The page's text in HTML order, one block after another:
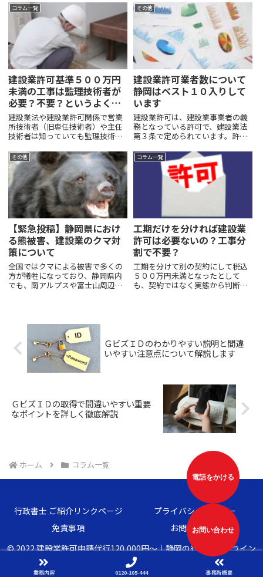
電話をかける
お問い合わせ
コラム一覧
建設業許可基準５００万円
未満の工事は監理技術者が
必要？不要？というよくあ
る質問
建設業法や建設業許可関係で営業
所技術者（旧専任技術者）や主任
技術者は知っていても監理技術者
ない方が多いようです。500万円未
満の工事で監理技術者は必要かと
問い合わせがあったので説明しま
す。500万円未満の工事で...
その他
建設業許可業者数について
静岡はベスト１０入りして
います
建設業許可は、建設業事業者の義
務となっている許可で、建設業法
第３条で定められています。許可
を除いては工事ができません。国
土交通省の不動産・建設経済局建
設業課の２０２３年度末の建設業
許可業者数調査によると全国の
その他
【緊急投稿】静岡県におけ
る熊被害、建設業のクマ対
策について
全国ではクマによる被害で多くの
方が犠牲になっており、静岡県内
でも、南アルプスや富士山周辺を
こと。建設業では、山間部での作
業が多く、クマとの遭遇リスク
が...
コラム一覧
工期だけを分ければ建設業
許可は必要ないの？工事分
割で不要？
工期を分けて別の契約にして税込
５００万円未満となったとして
も、契約ではなく実態から判断さ
が...
ＧビズＩＤのわかりやすい説明と間違
いやすい注意点について解説します
ＧビズＩＤの取得で間違いやすい重要
なポイントを詳しく徹底解説
ホーム コラム一覧
行政書士 ご紹介リンクページ
プライバシーポリシー
免責事項
お問い合わせ
© 2022 建設業許可申請代行120,000円〜｜静岡の行政書士アライン
パートナーズ.
業務内容 0120-105-444 事務所概要